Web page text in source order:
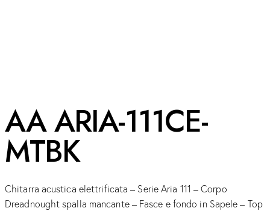
AA ARIA-111CE-
MTBK
Chitarra acustica elettrificata – Serie Aria 111 – Corpo
Dreadnought spalla mancante – Fasce e fondo in Sapele – Top